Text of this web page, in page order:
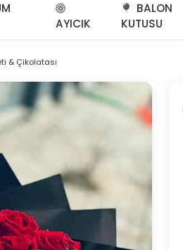
AYICIK
BALON
KUTUSU
& Çikolatası